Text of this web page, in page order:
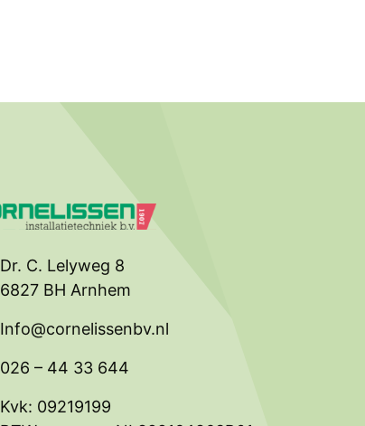
Dr. C. Lelyweg 8
6827 BH Arnhem
Info@cornelissenbv.nl
026 – 44 33 644
Kvk: 09219199